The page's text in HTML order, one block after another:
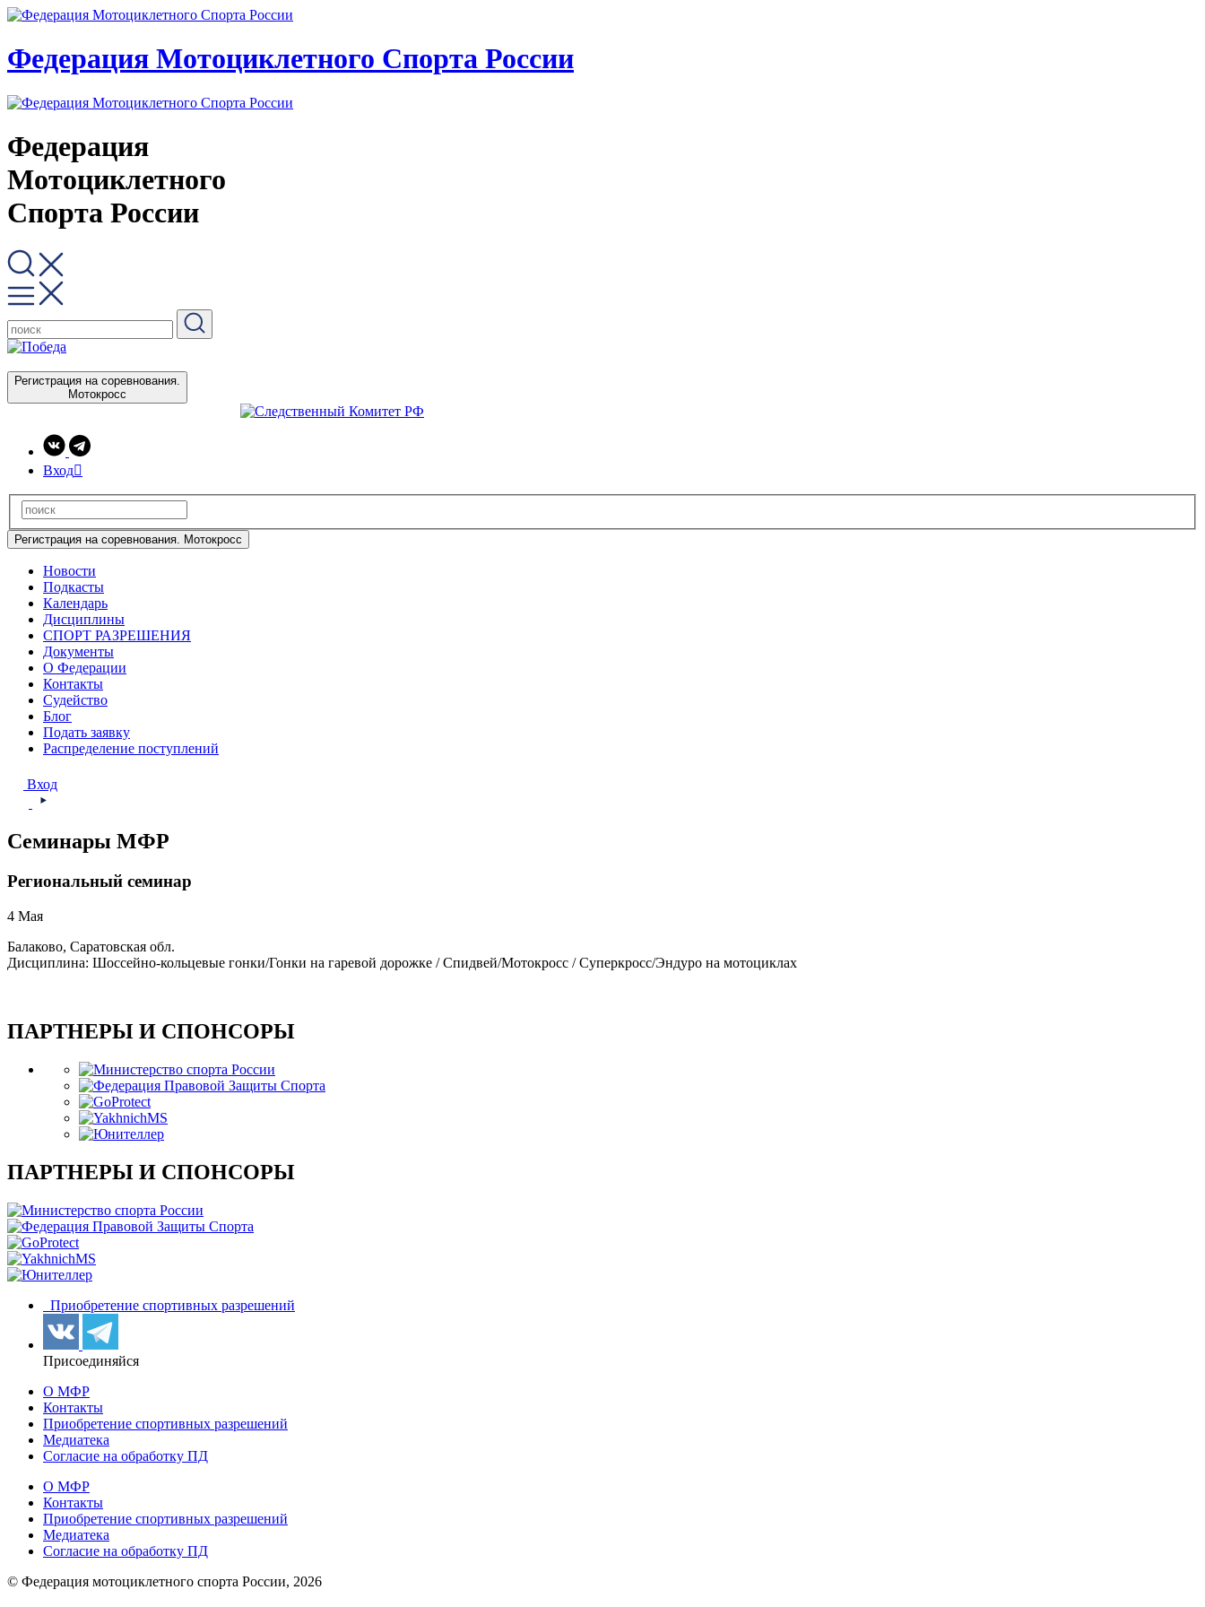
Федерация Мотоциклетного Спорта России
Федерация
Мотоциклетного
Спорта России
Регистрация на соревнования.
Мотокросс
Вход
Регистрация на соревнования. Мотокросс
Новости
Подкасты
Календарь
Дисциплины
СПОРТ РАЗРЕШЕНИЯ
Документы
О Федерации
Контакты
Судейство
Блог
Подать заявку
Распределение поступлений
Вход
Семинары МФР
Региональный семинар
4 Мая
Балаково, Саратовская обл.
Дисциплина: Шоссейно-кольцевые гонки/Гонки на гаревой дорожке / Спидвей/Мотокросс / Суперкросс/Эндуро на мотоциклах
ПАРТНЕРЫ И СПОНСОРЫ
ПАРТНЕРЫ И СПОНСОРЫ
Приобретение спортивных разрешений
Присоединяйся
О МФР
Контакты
Приобретение спортивных разрешений
Медиатека
Согласие на обработку ПД
О МФР
Контакты
Приобретение спортивных разрешений
Медиатека
Согласие на обработку ПД
© Федерация мотоциклетного спорта России, 2026